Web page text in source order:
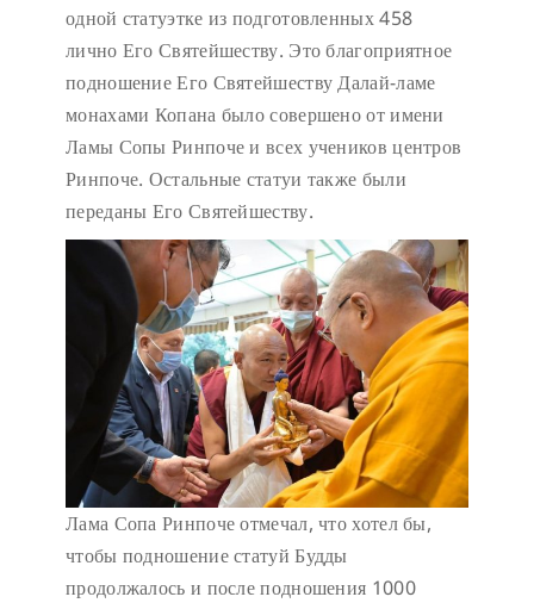
одной статуэтке из подготовленных 458
лично Его Святейшеству. Это благоприятное
подношение Его Святейшеству Далай-ламе
монахами Копана было совершено от имени
Ламы Сопы Ринпоче и всех учеников центров
Ринпоче. Остальные статуи также были
переданы Его Святейшеству.
Лама Сопа Ринпоче отмечал, что хотел бы,
чтобы подношение статуй Будды
продолжалось и после подношения 1000